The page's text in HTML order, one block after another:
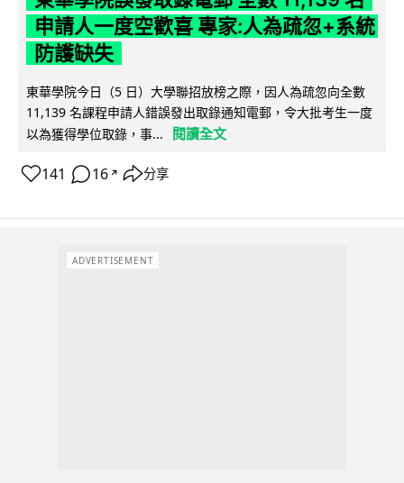
申請人一度空歡喜 專家:人為疏忽+系統
防護缺失
東華學院今日（5 日）大學聯招放榜之際，因人為疏忽向全數
11,139 名課程申請人錯誤發出取錄通知電郵，令大批考生一度
以為獲得學位取錄，事...
閱讀全文
141 16 ↗ 分享
ADVERTISEMENT